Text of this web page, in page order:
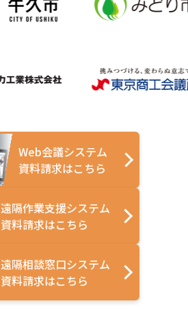
Web会議システム
資料請求はこちら
遠隔作業支援システム
資料請求はこちら
遠隔相談窓口システム
資料請求はこちら